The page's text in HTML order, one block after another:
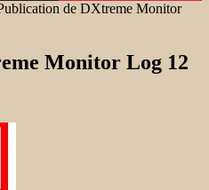
de DXtreme Monitor
Monitor Log 12